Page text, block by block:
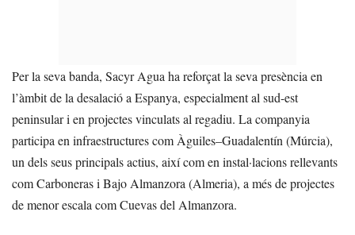
Per la seva banda, Sacyr Agua ha reforçat la seva presència en
l’àmbit de la desalació a Espanya, especialment al sud-est
peninsular i en projectes vinculats al regadiu. La companyia
participa en infraestructures com Àguiles–Guadalentín (Múrcia),
un dels seus principals actius, així com en instal·lacions rellevants
com Carboneras i Bajo Almanzora (Almeria), a més de projectes
de menor escala com Cuevas del Almanzora.